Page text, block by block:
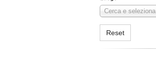
Cerca e seleziona
Reset